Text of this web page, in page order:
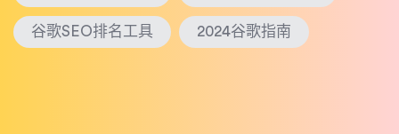
谷歌SEO排名工具 2024谷歌指南